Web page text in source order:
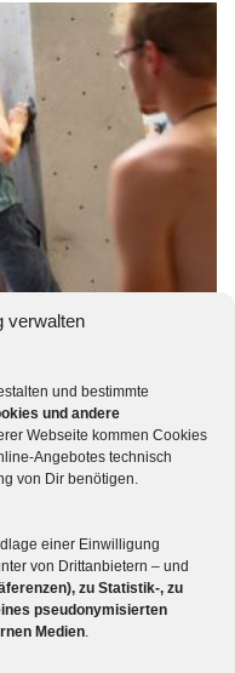
verwalten
und bestimmte
und andere
Webseite kommen Cookies
Angebotes technisch
von Dir benötigen.
einer Einwilligung
von Drittanbietern – und
zu Statistik-, zu
pseudonymisierten
Medien.